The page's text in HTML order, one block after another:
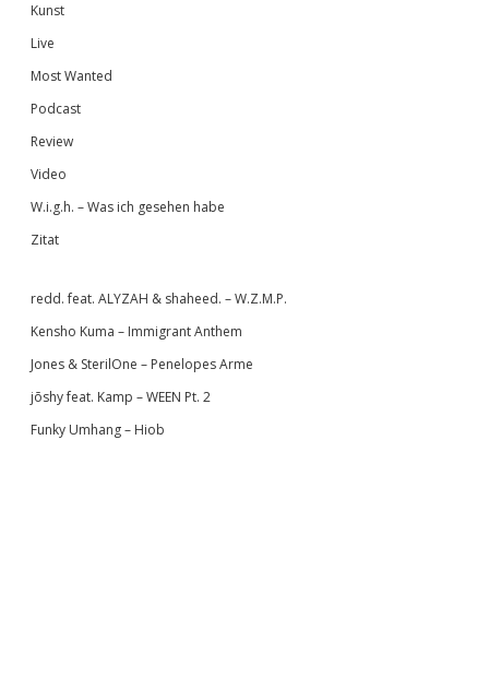
Kunst
Live
Most Wanted
Podcast
Review
Video
W.i.g.h. – Was ich gesehen habe
Zitat
redd. feat. ALYZAH & shaheed. – W.Z.M.P.
Kensho Kuma – Immigrant Anthem
Jones & SterilOne – Penelopes Arme
jōshy feat. Kamp – WEEN Pt. 2
Funky Umhang – Hiob